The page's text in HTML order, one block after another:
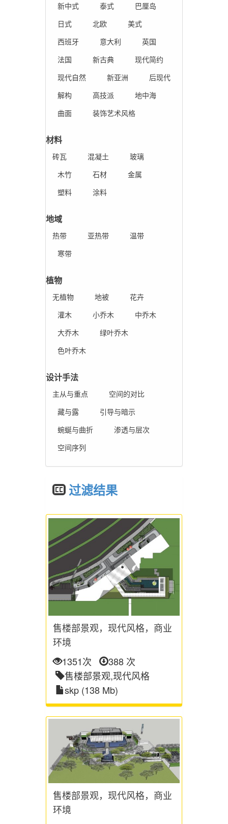
新中式
泰式
巴厘岛
日式
北欧
美式
西班牙
意大利
英国
法国
新古典
现代简约
现代自然
新亚洲
后现代
解构
高技派
地中海
曲面
装饰艺术风格
材料
砖瓦 混凝土
玻璃
木竹
石材
金属
塑料
涂料
地域
热带 亚热带
温带
寒带
植物
无植物 地被
花卉
灌木
小乔木
中乔木
大乔木
绿叶乔木
色叶乔木
设计手法
主从与重点
空间的对比
藏与露
引导与暗示
蜿蜒与曲折
渗透与层次
空间序列
过滤结果
售楼部景观，现代风格，商业
环境
1351次
388 次
售楼部景观,现代风格
skp (138 Mb)
售楼部景观，现代风格，商业
环境